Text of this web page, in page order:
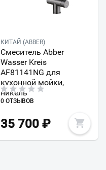
КИТАЙ (ABBER)
Смеситель Abber
Wasser Kreis
AF81141NG для
кухонной мойки,
никель
0 ОТЗЫВОВ
35 700₽